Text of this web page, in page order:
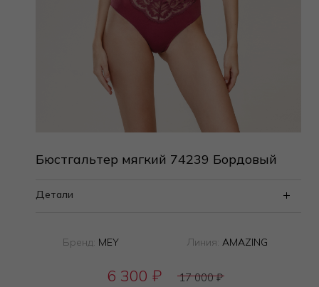
Бюстгальтер мягкий 74239 Бордовый
Детали
Бренд: MEY Линия: AMAZING
6 300 ₽ 17 000₽